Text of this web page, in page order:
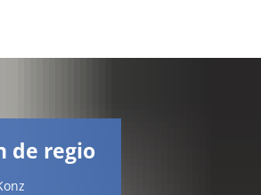
de regio